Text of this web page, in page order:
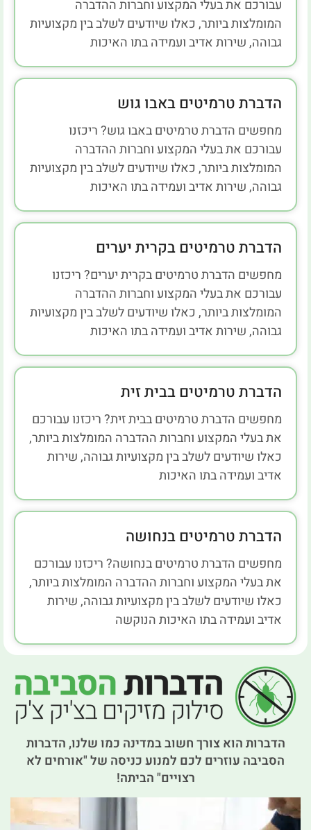
עבורכם את בעלי המקצוע וחברות ההדברה
המומלצות ביותר, כאלו שיודעים לשלב בין מקצועיות
גבוהה, שירות אדיב ועמידה בתו האיכות
הדברת טרמיטים באבו גוש
מחפשים הדברת טרמיטים באבו גוש? ריכזנו
עבורכם את בעלי המקצוע וחברות ההדברה
המומלצות ביותר, כאלו שיודעים לשלב בין מקצועיות
גבוהה, שירות אדיב ועמידה בתו האיכות
הדברת טרמיטים בקרית יערים
מחפשים הדברת טרמיטים בקרית יערים? ריכזנו
עבורכם את בעלי המקצוע וחברות ההדברה
המומלצות ביותר, כאלו שיודעים לשלב בין מקצועיות
גבוהה, שירות אדיב ועמידה בתו האיכות
הדברת טרמיטים בבית זית
מחפשים הדברת טרמיטים בבית זית? ריכזנו עבורכם
את בעלי המקצוע וחברות ההדברה המומלצות ביותר,
כאלו שיודעים לשלב בין מקצועיות גבוהה, שירות
אדיב ועמידה בתו האיכות
הדברת טרמיטים בנחושה
מחפשים הדברת טרמיטים בנחושה? ריכזנו עבורכם
את בעלי המקצוע וחברות ההדברה המומלצות ביותר,
כאלו שיודעים לשלב בין מקצועיות גבוהה, שירות
אדיב ועמידה בתו האיכות הנוקשה
הדברות הוא צורך חשוב במדינה כמו שלנו, הדברות
הסביבה עוזרים לכם למנוע כניסה של "אורחים לא
רצויים" הביתה!